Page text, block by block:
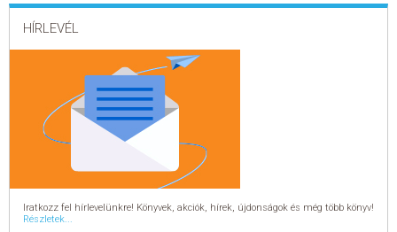
HÍRLEVÉL
Iratkozz fel hírlevelünkre! Könyvek, akciók, hírek, újdonságok és még több könyv!
Részletek...